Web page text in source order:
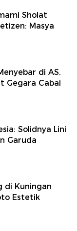
Sholat
Masya
di AS,
Gegara Cabai
Solidnya Lini
Garuda
di Kuningan
Estetik